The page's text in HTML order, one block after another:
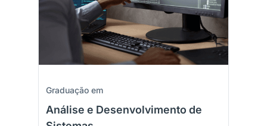
Graduação em
Análise e Desenvolvimento de